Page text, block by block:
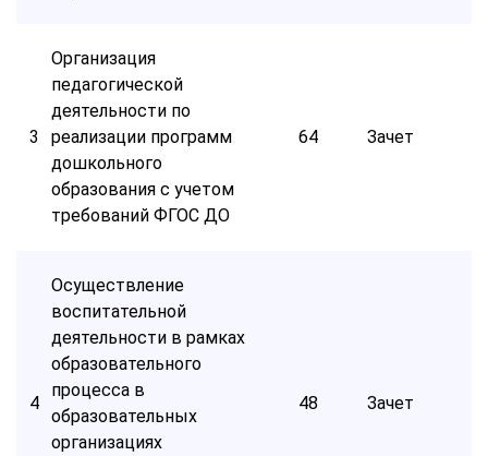
3
Организация
педагогической
деятельности по
реализации программ
дошкольного
образования с учетом
требований ФГОС ДО
64 Зачет
4
Осуществление
воспитательной
деятельности в рамках
образовательного
процесса в
образовательных
организациях
48 Зачет